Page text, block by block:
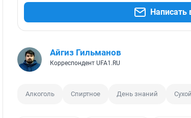
Написать
Айгиз Гильманов
Корреспондент UFA1.RU
Алкоголь Спиртное День знаний